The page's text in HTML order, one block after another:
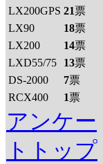
LX200GPS 21票
LX90
18票
LX200
14票
LXD55/75
13票
DS-2000
7票
RCX400
1票
アンケー
トトップ